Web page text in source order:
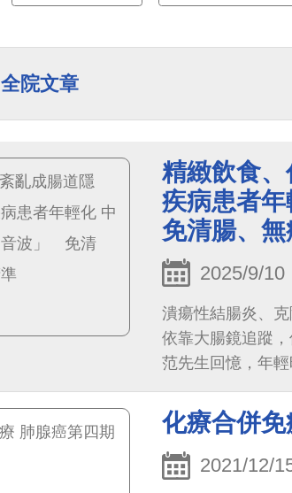
全院文章
精緻飲食
疾病患者
免清腸、
2025/9/10
潰瘍性結腸炎、
依靠大腸鏡追蹤
范先生回憶，年
壓，結果某次腳
伴隨腹脹、黏液
致，沒有特別重
也暫時緩解，因
化療合併
2021/12/